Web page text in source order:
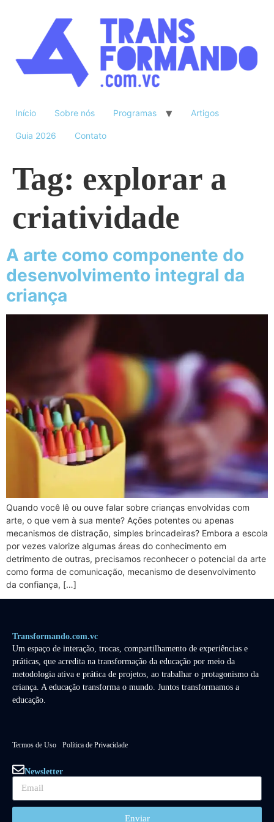
Início Sobre nós Programas Artigos
Guia 2026 Contato
Tag: explorar a
criatividade
A arte como componente do
desenvolvimento integral da
criança
Quando você lê ou ouve falar sobre crianças envolvidas com
arte, o que vem à sua mente? Ações potentes ou apenas
mecanismos de distração, simples brincadeiras? Embora a escola
por vezes valorize algumas áreas do conhecimento em
detrimento de outras, precisamos reconhecer o potencial da arte
como forma de comunicação, mecanismo de desenvolvimento
da confiança, […]
Transformando.com.vc
Um espaço de interação, trocas, compartilhamento de experiências e
práticas, que acredita na transformação da educação por meio da
metodologia ativa e prática de projetos, ao trabalhar o protagonismo da
criança. A educação transforma o mundo. Juntos transformamos a
educação.
Termos de Uso Política de Privacidade
Newsletter
Enviar